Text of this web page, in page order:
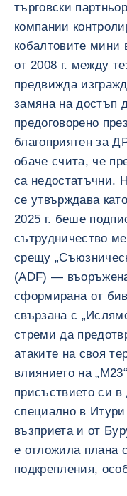
търговски
компании
кобалтовите мини
от 2008 г. между
предвижда
замяна на достъп
предоговорено
благоприятен за
обаче счита, че
са недостатъчни.
се утвърждава
2025 г. беше
сътрудничество
срещу
(ADF) —
сформирана от
свързана с
стреми да
атаките на своя
влиянието на
присъствието си
специално в
възприета и от
е отложила плана
подкрепления,